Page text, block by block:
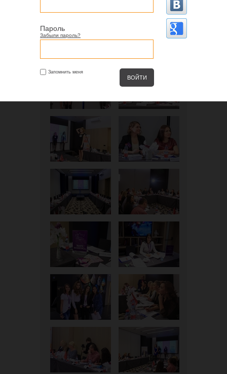
Пароль
Забыли пароль?
Запомнить меня